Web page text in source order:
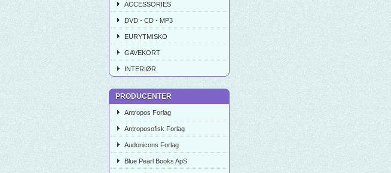
ACCESSORIES
DVD - CD - MP3
EURYTMISKO
GAVEKORT
INTERIØR
PRODUCENTER
Antropos Forlag
Antroposofisk Forlag
Audonicons Forlag
Blue Pearl Books ApS